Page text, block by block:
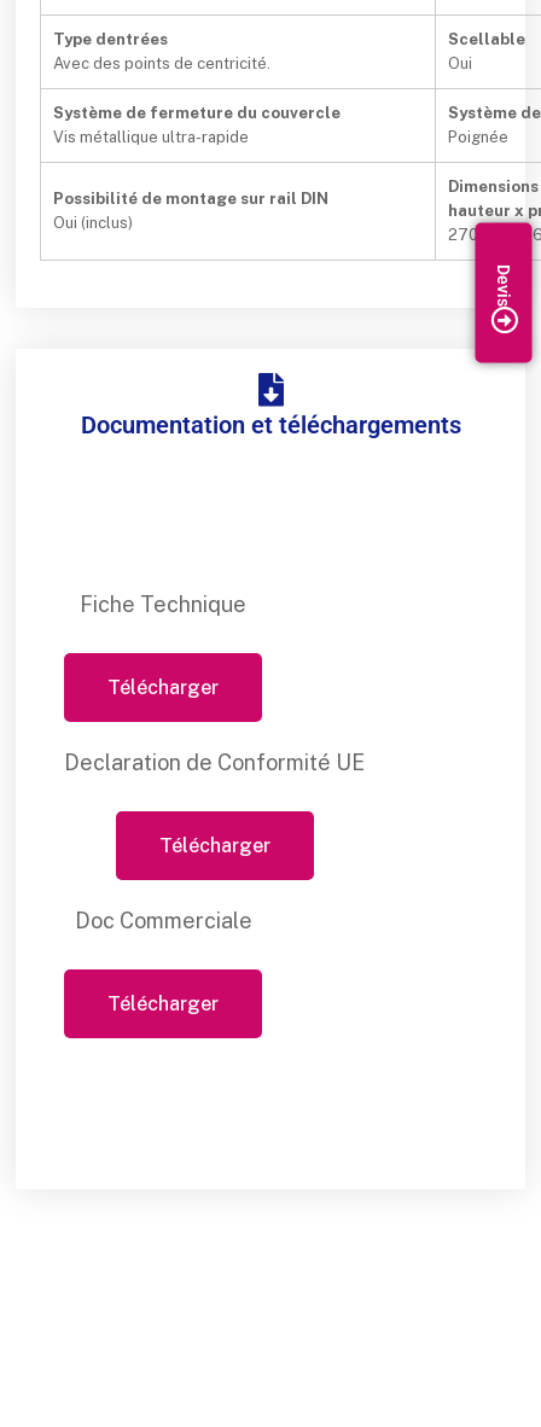
Type dentrées
Avec des points de centricité.
Scellable
Oui
Système de fermeture du couvercle
Vis métallique ultra-rapide
Système
Poignée
Possibilité de montage sur rail DIN
Oui (inclus)
hauteur x
Documentation et téléchargements
Fiche Technique
Télécharger
Declaration de Conformité UE
Télécharger
Doc Commerciale
Télécharger